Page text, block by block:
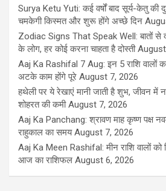
Surya Ketu Yuti: कई वर्षों बाद सूर्य-केतु की
चमकेगी किस्मत और शुरू होंगे अच्छे दिन
Zodiac Signs That Speak Well: बातों से
के लोग, हर कोई करना चाहता है दोस्ती
Aaj Ka Rashifal 7 Aug: इन 5 राशि वालों
अटके काम होंगे पूरे August 7, 2026
हथेली पर ये रेखाएं मानी जाती है शुभ, जीवन में
शोहरत की कमी August 7, 2026
Aaj Ka Panchang: श्रावण माह कृष्ण पक्ष
राहुकाल का समय August 7, 2026
Aaj Ka Meen Rashifal: मीन राशि वालों को
आज का राशिफल August 6, 2026